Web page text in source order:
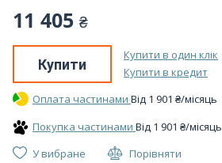
11 405 ₴
Купити
Купити в один клік
Купити в кредит
Оплата частинами Вiд 1 901 ₴/місяць
Покупка частинами Вiд 1 901 ₴/місяць
У вибране
Порівняти